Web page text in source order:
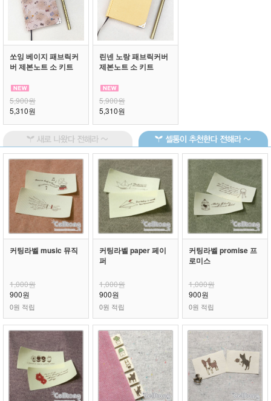
쏘잉 베이지 패브릭커
버 제본노트 소 키트
5,900원
5,310원
린넨 노랑 패브릭커버
제본노트 소 키트
5,900원
5,310원
커팅라벨 music 뮤직
1,000원
900원
0원 적립
커팅라벨 paper 페이
퍼
1,000원
900원
0원 적립
커팅라벨 promise 프
로미스
1,000원
900원
0원 적립